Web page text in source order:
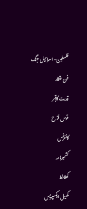
فلسطین- اسرائیل جنگ
فن فنکار
قدرت کاقہر
قوس قزح
کانفرنس
کشمیرنامہ
کھلاخط
کھیل ایکسپریس